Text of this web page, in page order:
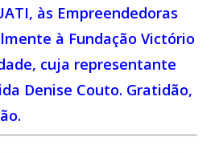
às Empreendedoras
à Fundação Victório
cuja representante
Denise Couto. Gratidão,